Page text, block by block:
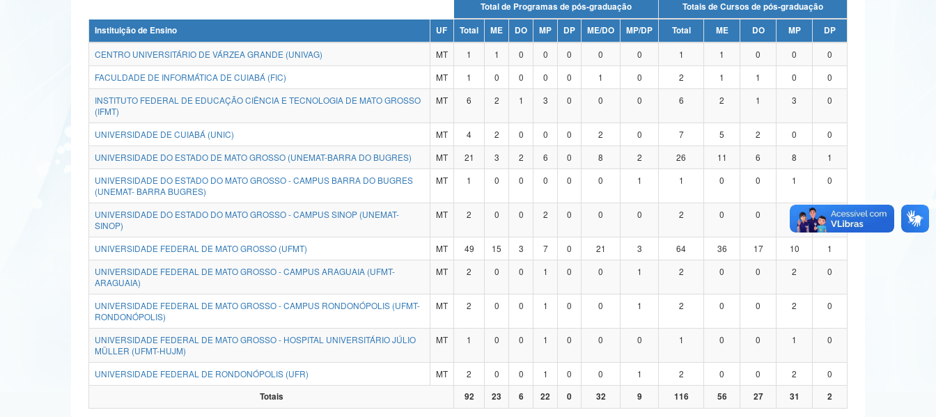
Total de Programas de pós-graduação
Totais de Cursos de pós-graduação
Instituição de Ensino
UF Total ME DO MP DP ME/DO MP/DP Total ME DO MP
DP
CENTRO UNIVERSITÁRIO DE VÁRZEA GRANDE (UNIVAG)
MT 1 1 0 0 0 0 0 1 1 0 0
0
FACULDADE DE INFORMÁTICA DE CUIABÁ (FIC)
MT 1 0 0 0 0 1 0 2 1 1 0
0
INSTITUTO FEDERAL DE EDUCAÇÃO CIÊNCIA E TECNOLOGIA DE MATO GROSSO
(IFMT)
MT 6 2 1 3 0 0 0 6 2 1 3 0
UNIVERSIDADE DE CUIABÁ (UNIC) MT 4 2 0 0 0 2 0 7 5 2 0
0
UNIVERSIDADE DO ESTADO DE MATO GROSSO (UNEMAT-BARRA DO BUGRES)
MT 21 3 2 6 0 8 2 26 11 6 8
1
UNIVERSIDADE DO ESTADO DO MATO GROSSO - CAMPUS BARRA DO BUGRES
(UNEMAT- BARRA BUGRES)
MT 1 0 0 0 0 0 1 1 0 0 1 0
UNIVERSIDADE DO ESTADO DO MATO GROSSO - CAMPUS SINOP (UNEMAT-
SINOP)
MT 2 0 0 2 0 0 0 2 0 0 0
UNIVERSIDADE FEDERAL DE MATO GROSSO (UFMT) MT 49 15 3 7 0 21 3 64 36 17 10
1
UNIVERSIDADE FEDERAL DE MATO GROSSO - CAMPUS ARAGUAIA (UFMT-
ARAGUAIA)
MT 2 0 0 1 0 0 1 2 0 0 2 0
UNIVERSIDADE FEDERAL DE MATO GROSSO - CAMPUS RONDONÓPOLIS (UFMT-
RONDONÓPOLIS)
MT 2 0 0 1 0 0 1 2 0 0 2 0
UNIVERSIDADE FEDERAL DE MATO GROSSO - HOSPITAL UNIVERSITÁRIO JÚLIO
MÜLLER (UFMT-HUJM)
MT 1 0 0 1 0 0 0 1 0 0 1 0
UNIVERSIDADE FEDERAL DE RONDONÓPOLIS (UFR) MT 2 0 0 1 0 0 1 2 0 0 2
0
Totais
92 23 6 22 0 32 9 116 56 27 31 2